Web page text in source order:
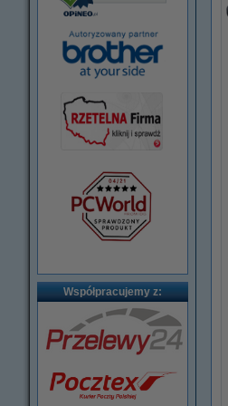
Współpracujemy z: